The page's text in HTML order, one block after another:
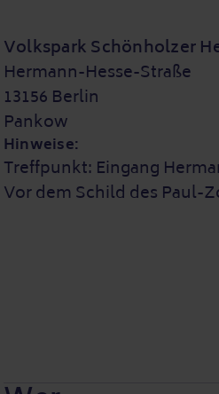
Volkspark Schönholzer
Hermann-Hesse-Straße
13156 Berlin
Pankow
Hinweise:
Treffpunkt: Eingang
Vor dem Schild des Paul-